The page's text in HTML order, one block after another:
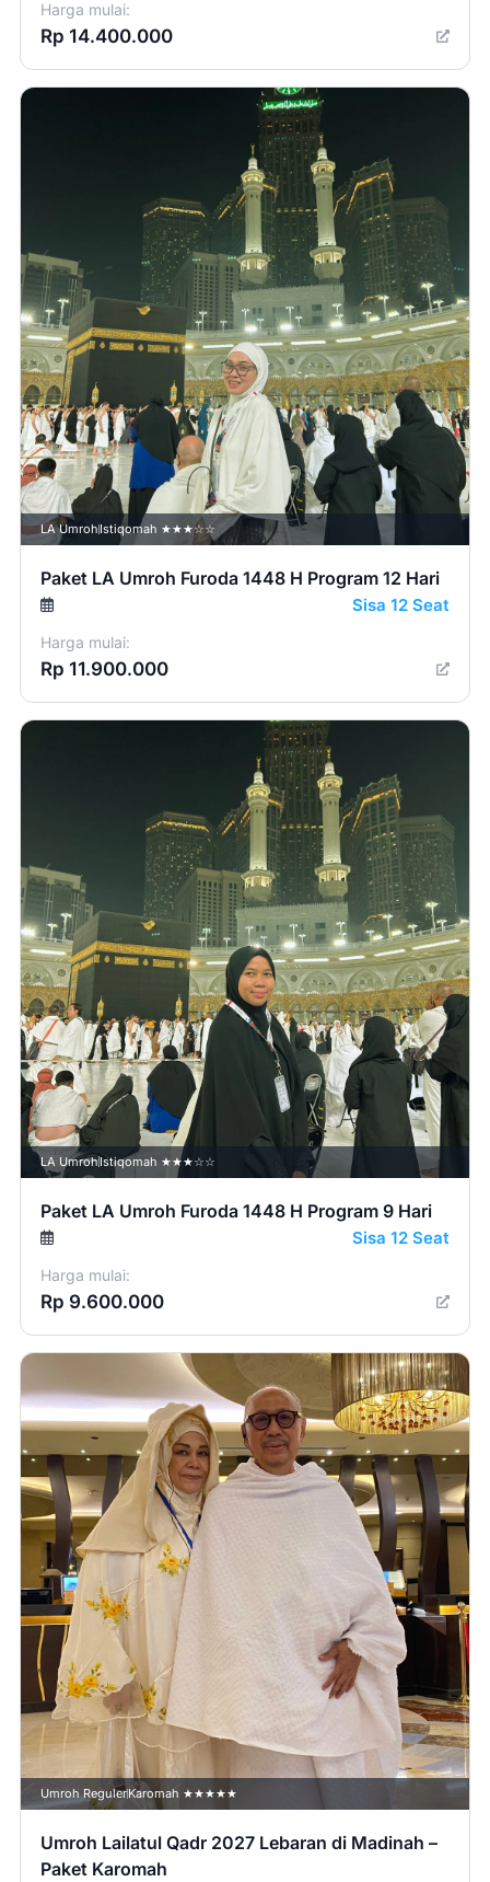
Harga mulai:
Rp 14.400.000
LA Umroh Istiqomah ★★★☆☆
Paket LA Umroh Furoda 1448 H Program 12 Hari
Sisa 12 Seat
Harga mulai:
Rp 11.900.000
LA UmrohIstiqomah ★★★☆☆
Paket LA Umroh Furoda 1448 H Program 9 Hari
Sisa 12 Seat
Harga mulai:
Rp 9.600.000
Umroh RegulerKaromah ★★★★★
Umroh Lailatul Qadr 2027 Lebaran di Madinah –
Paket Karomah